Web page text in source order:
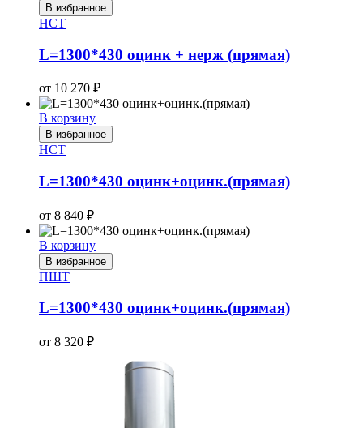
В избранное
НСТ
L=1300*430 оцинк + нерж (прямая)
от 10 270 ₽
В корзину
В избранное
НСТ
L=1300*430 оцинк+оцинк.(прямая)
от 8 840 ₽
В корзину
В избранное
ПШТ
L=1300*430 оцинк+оцинк.(прямая)
от 8 320 ₽